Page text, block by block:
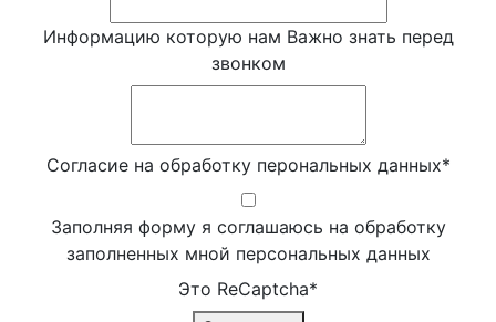
Информацию которую нам Важно знать перед
звонком
Согласие на обработку перональных данных*
Заполняя форму я соглашаюсь на обработку
заполненных мной персональных данных
Это ReCaptcha*